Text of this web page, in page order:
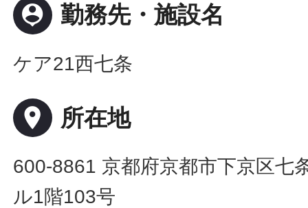
person_pin 勤務先・施設名
ケア21西七条
place 所在地
600-8861 京都府京都市下京区七
ル1階103号